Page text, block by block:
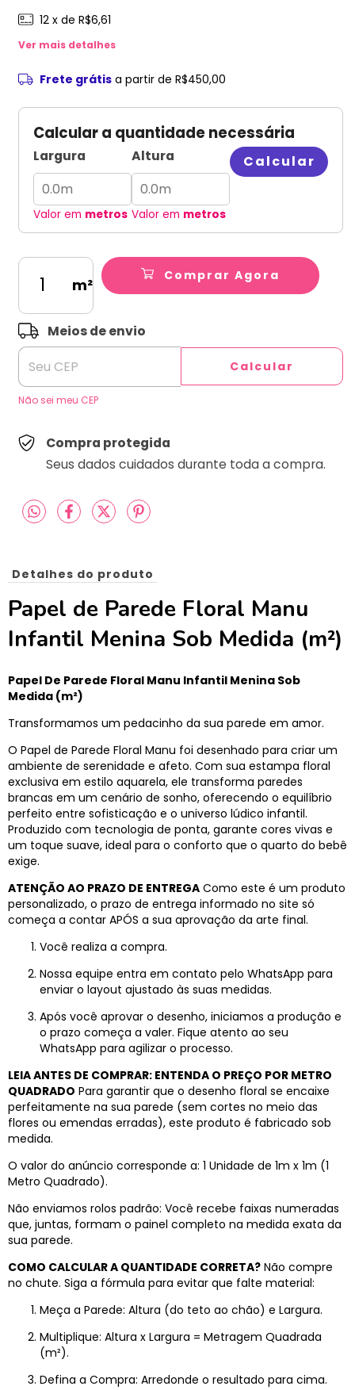
12 x de R$6,61
Ver mais detalhes
Frete grátis a partir de R$450,00
Calcular a quantidade necessária
Largura
Valor em metros
Altura
Valor em metros
Calcular
m²
Comprar Agora
Entregas para o CEP:
Meios de envio
Calcular
Não sei meu CEP
Compra protegida
Seus dados cuidados durante toda a compra.
Detalhes do produto
Papel de Parede Floral Manu
Infantil Menina Sob Medida (m²)
Papel De Parede Floral Manu Infantil Menina Sob
Medida (m²)
Transformamos um pedacinho da sua parede em amor.
O Papel de Parede Floral Manu foi desenhado para criar um
ambiente de serenidade e afeto. Com sua estampa floral
exclusiva em estilo aquarela, ele transforma paredes
brancas em um cenário de sonho, oferecendo o equilíbrio
perfeito entre sofisticação e o universo lúdico infantil.
Produzido com tecnologia de ponta, garante cores vivas e
um toque suave, ideal para o conforto que o quarto do bebê
exige.
ATENÇÃO AO PRAZO DE ENTREGA Como este é um produto
personalizado, o prazo de entrega informado no site só
começa a contar APÓS a sua aprovação da arte final.
Você realiza a compra.
Nossa equipe entra em contato pelo WhatsApp para
enviar o layout ajustado às suas medidas.
Após você aprovar o desenho, iniciamos a produção e
o prazo começa a valer. Fique atento ao seu
WhatsApp para agilizar o processo.
LEIA ANTES DE COMPRAR: ENTENDA O PREÇO POR METRO
QUADRADO Para garantir que o desenho floral se encaixe
perfeitamente na sua parede (sem cortes no meio das
flores ou emendas erradas), este produto é fabricado sob
medida.
O valor do anúncio corresponde a: 1 Unidade de 1m x 1m (1
Metro Quadrado).
Não enviamos rolos padrão: Você recebe faixas numeradas
que, juntas, formam o painel completo na medida exata da
sua parede.
COMO CALCULAR A QUANTIDADE CORRETA? Não compre
no chute. Siga a fórmula para evitar que falte material:
Meça a Parede: Altura (do teto ao chão) e Largura.
Multiplique: Altura x Largura = Metragem Quadrada
(m²).
Defina a Compra: Arredonde o resultado para cima.